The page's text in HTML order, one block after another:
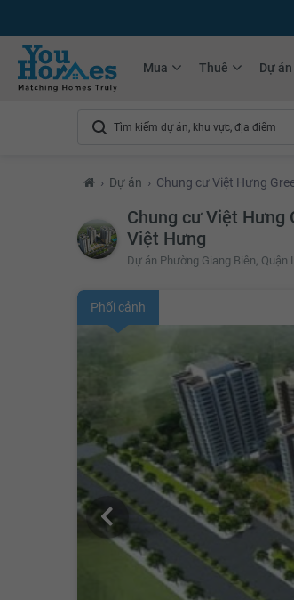
Mua Thuê Dự án
› Dự án › Chung cư Việt Hưng
Chung cư Việt Hưng
Việt Hưng
Dự án Phường Giang Biên, Quận
Phối cảnh